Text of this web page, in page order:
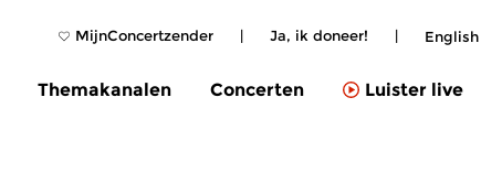
MijnConcertzender | Ja, ik doneer! | English
Themakanalen Concerten Luister live